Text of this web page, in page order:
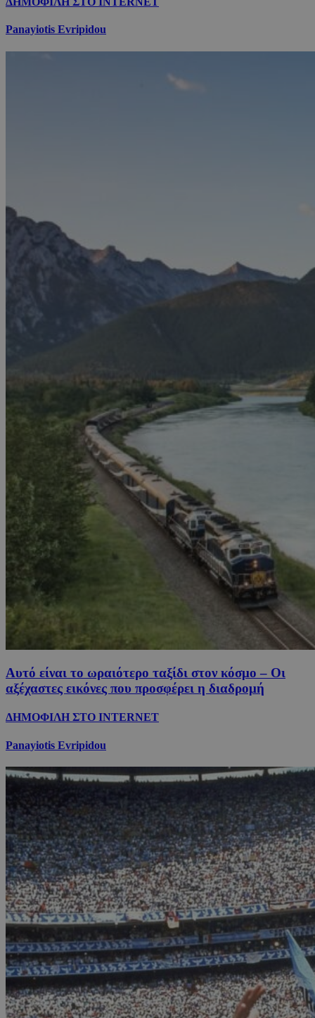
Panayiotis Evripidou
Αυτό είναι το ωραιότερο ταξίδι στον κόσμο – Οι
αξέχαστες εικόνες που προσφέρει η διαδρομή
ΔΗΜΟΦΙΛΗ ΣΤΟ INTERNET
Panayiotis Evripidou